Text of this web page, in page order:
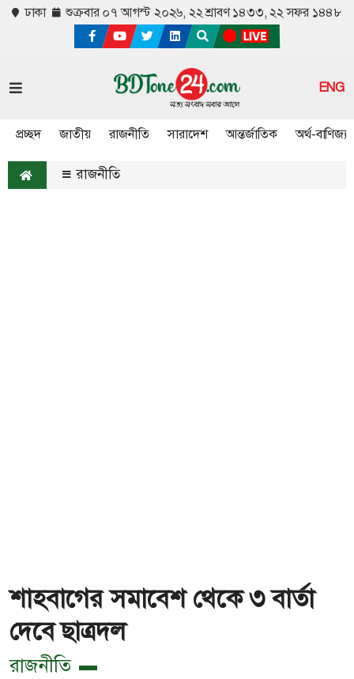
ঢাকা শুক্রবার ০৭ আগস্ট ২০২৬, ২২ শ্রাবণ ১৪৩৩, ২২ সফর ১৪৪৮
ENG
প্রচ্ছদ জাতীয় রাজনীতি সারাদেশ আন্তর্জাতিক অর্থ-বাণিজ্য
রাজনীতি
শাহবাগের সমাবেশ থেকে ৩ বার্তা
দেবে ছাত্রদল
রাজনীতি